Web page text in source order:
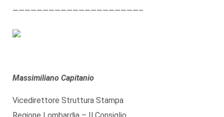
—————————————————————–
Massimiliano Capitanio
Vicedirettore Struttura Stampa
Regione Lombardia – Il Consiglio